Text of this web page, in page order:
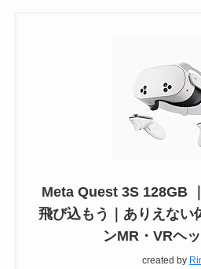
Meta Quest 3S 128GB
飛び込もう｜ありえない
ンMR・VRヘ
created by